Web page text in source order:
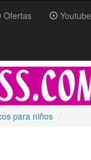
Ofertas Youtube
para niños